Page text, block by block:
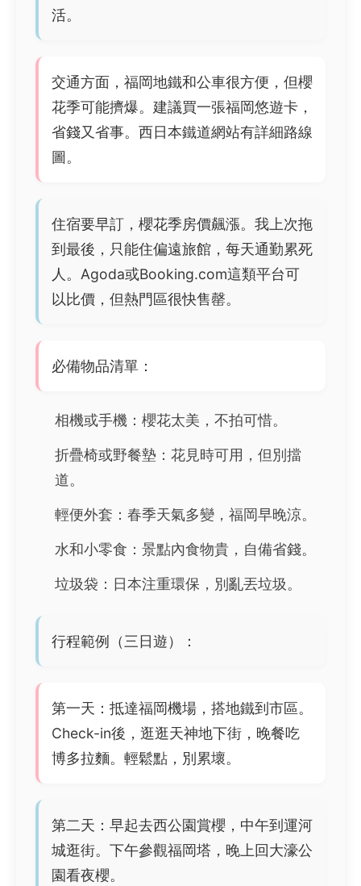
活。
交通方面，福岡地鐵和公車很方便，但櫻
花季可能擠爆。建議買一張福岡悠遊卡，
省錢又省事。西日本鐵道網站有詳細路線
圖。
住宿要早訂，櫻花季房價飆漲。我上次拖
到最後，只能住偏遠旅館，每天通勤累死
人。Agoda或Booking.com這類平台可
以比價，但熱門區很快售罄。
必備物品清單：
相機或手機：櫻花太美，不拍可惜。
折疊椅或野餐墊：花見時可用，但別擋
道。
輕便外套：春季天氣多變，福岡早晚涼。
水和小零食：景點內食物貴，自備省錢。
垃圾袋：日本注重環保，別亂丟垃圾。
行程範例（三日遊）：
第一天：抵達福岡機場，搭地鐵到市區。
Check-in後，逛逛天神地下街，晚餐吃
博多拉麵。輕鬆點，別累壞。
第二天：早起去西公園賞櫻，中午到運河
城逛街。下午參觀福岡塔，晚上回大濠公
園看夜櫻。